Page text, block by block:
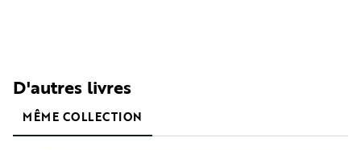
D'autres livres
MÊME COLLECTION